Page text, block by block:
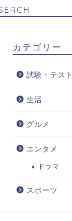
カテゴリー
試験・テスト
生活
グルメ
エンタメ
ドラマ
スポーツ